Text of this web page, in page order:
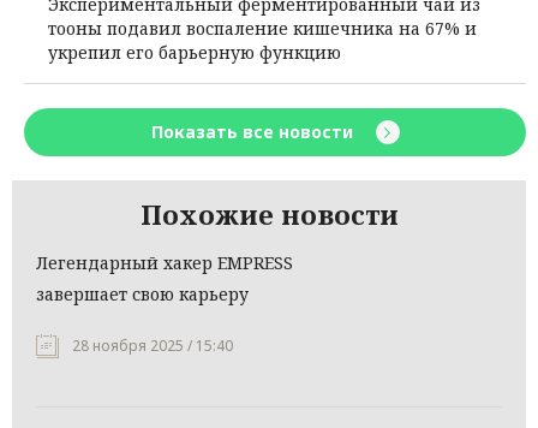
тооны подавил воспаление кишечника на 67% и
укрепил его барьерную функцию
Показать все новости
Похожие новости
Легендарный хакер EMPRESS
завершает свою карьеру
28 ноября 2025 / 15:40